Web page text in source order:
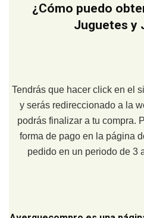
¿Cómo puedo
Juguetes y
Tendrás que hacer click en el
y serás redireccionado a la
podrás finalizar a tu compra.
forma de pago en la página
pedido en un periodo de 3